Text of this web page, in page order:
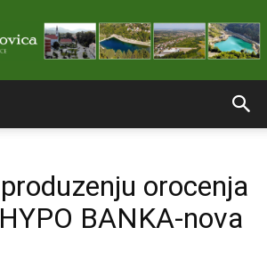
stranice
orocenja
BANKA-nova